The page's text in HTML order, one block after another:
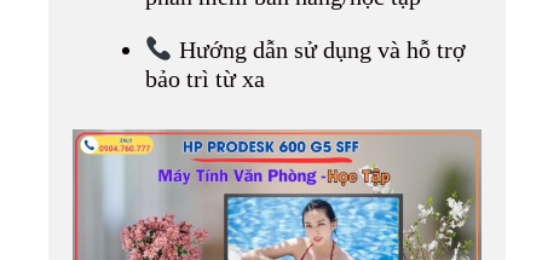
Hướng dẫn sử dụng và hỗ trợ
bảo trì từ xa